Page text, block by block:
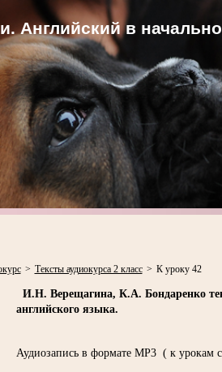
Английский в
> Тексты аудиокурса 2 класс > К уроку 42
И.Н. Верещагина, К.А. Бондаренко т
английского языка.
Аудиозапись в формате MP3 ( к урокам